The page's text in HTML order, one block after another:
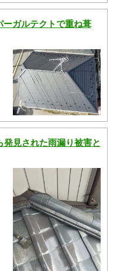
ーガルテクトで重ね葺
発見された雨漏り被害と